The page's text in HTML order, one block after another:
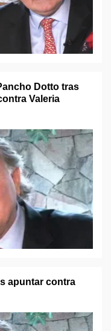
Dotto tras
Valeria
apuntar contra